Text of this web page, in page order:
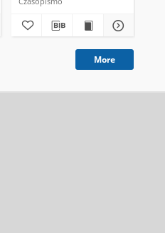
More